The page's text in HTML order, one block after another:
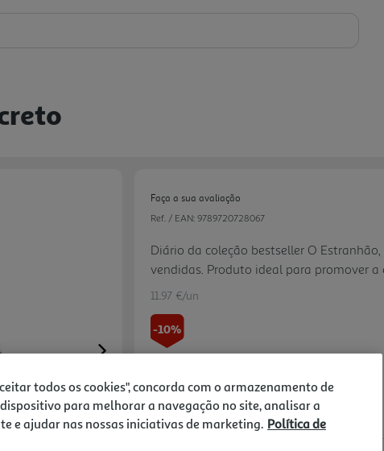
Faça a sua avaliação
Ref. / EAN: 9789720728067
Diário da coleção bestseller O
vendidas. Produto ideal para promover
De uma forma divertida, este diário
11.97 €/un
-10%
11,97 €
Notas de preparação
todos os cookies", concorda com o armazenamento de
para melhorar a navegação no site, analisar a
e ajudar nas nossas iniciativas de marketing. Política de